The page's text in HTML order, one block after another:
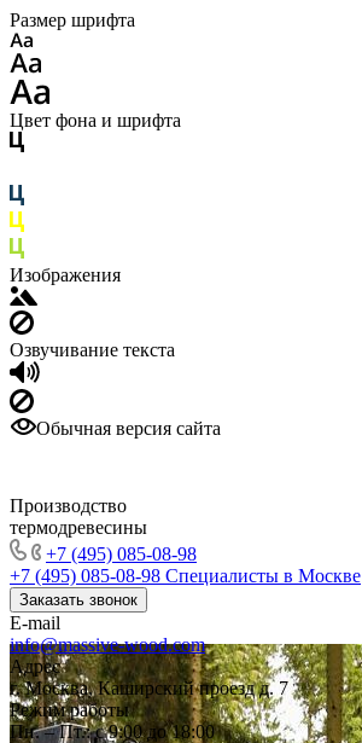
Размер шрифта
Цвет фона и шрифта
Изображения
Озвучивание текста
Обычная версия сайта
Производство
термодревесины
+7 (495) 085-08-98
+7 (495) 085-08-98 Специалисты в Москве
Заказать звонок
E-mail
info@massive-wood.com
Адрес
г. Москва, Каширский проезд д. 7
Режим работы
Пн. – Пт.: с 9:00 до 18:00